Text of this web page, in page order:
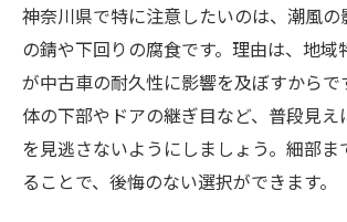
神奈川県で特に注意したいのは、潮風
の錆や下回りの腐食です。理由は、地域
が中古車の耐久性に影響を及ぼすからで
体の下部やドアの継ぎ目など、普段見え
を見逃さないようにしましょう。細部ま
ることで、後悔のない選択ができます。